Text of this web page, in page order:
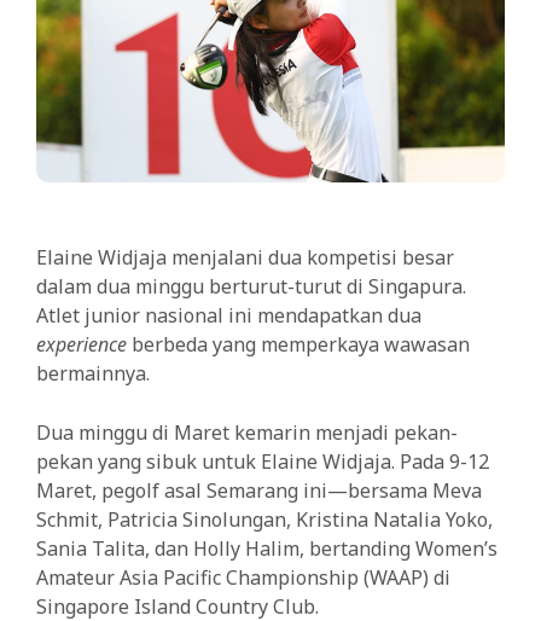
Elaine Widjaja menjalani dua kompetisi besar
dalam dua minggu berturut-turut di Singapura.
Atlet junior nasional ini mendapatkan dua
experience berbeda yang memperkaya wawasan
bermainnya.
Dua minggu di Maret kemarin menjadi pekan-
pekan yang sibuk untuk Elaine Widjaja. Pada 9-12
Maret, pegolf asal Semarang ini—bersama Meva
Schmit, Patricia Sinolungan, Kristina Natalia Yoko,
Sania Talita, dan Holly Halim, bertanding Women’s
Amateur Asia Pacific Championship (WAAP) di
Singapore Island Country Club.